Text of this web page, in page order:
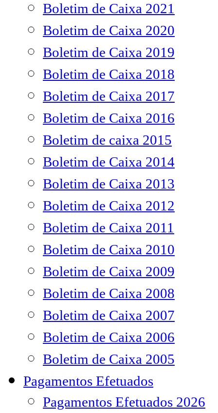
Boletim de Caixa 2021
Boletim de Caixa 2020
Boletim de Caixa 2019
Boletim de Caixa 2018
Boletim de Caixa 2017
Boletim de Caixa 2016
Boletim de caixa 2015
Boletim de Caixa 2014
Boletim de Caixa 2013
Boletim de Caixa 2012
Boletim de Caixa 2011
Boletim de Caixa 2010
Boletim de Caixa 2009
Boletim de Caixa 2008
Boletim de Caixa 2007
Boletim de Caixa 2006
Boletim de Caixa 2005
Pagamentos Efetuados
Pagamentos Efetuados 2026